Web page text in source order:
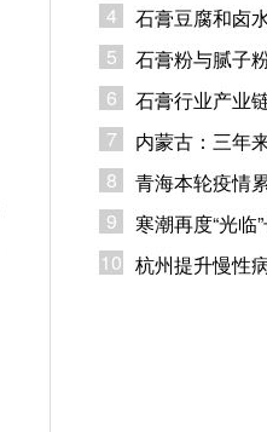
4
5
石膏粉与腻子
6
7
8
9
10